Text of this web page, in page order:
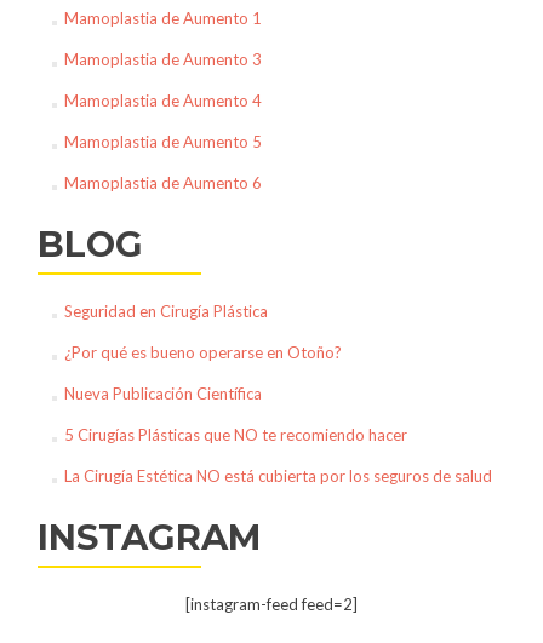
Mamoplastia de Aumento 1
Mamoplastia de Aumento 3
Mamoplastia de Aumento 4
Mamoplastia de Aumento 5
Mamoplastia de Aumento 6
BLOG
Seguridad en Cirugía Plástica
¿Por qué es bueno operarse en Otoño?
Nueva Publicación Científica
5 Cirugías Plásticas que NO te recomiendo hacer
La Cirugía Estética NO está cubierta por los seguros de salud
INSTAGRAM
[instagram-feed feed=2]